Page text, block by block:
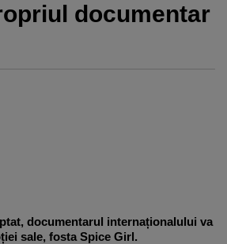
documentar
documentarul internaționalului va
sale, fosta Spice Girl.